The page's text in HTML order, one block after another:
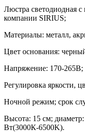
Люстра светодиодная с
компании SIRIUS;
Материалы: металл,
Цвет основания:
Напряжение: 170-
Регулировка яркости,
Ночной режим; срок
Высота: 15 см;
Вт(3000К-6500K).